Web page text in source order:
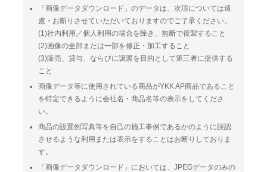
「画像データダウンロード」のデータは、次項については遠
慮・お断りさせていただいておりますのでご了承ください。
(1)社内利用／個人利用の場合を除き、無断で複製すること
(2)画像の全部または一部を修正・加工すること
(3)販売、貸与、ならびに譲渡を目的として第三者に提供する
こと
画像データ等に使用されている商品がYKK AP商品であること
を特定できるように会社名・商品名等の表示をしてくださ
い。
商品の設置例写真等を自己の施工事例であるかのように誤認
させるような利用または表示をすることはお断りしておりま
す。
「画像データダウンロード」においては、JPEGデータのみの